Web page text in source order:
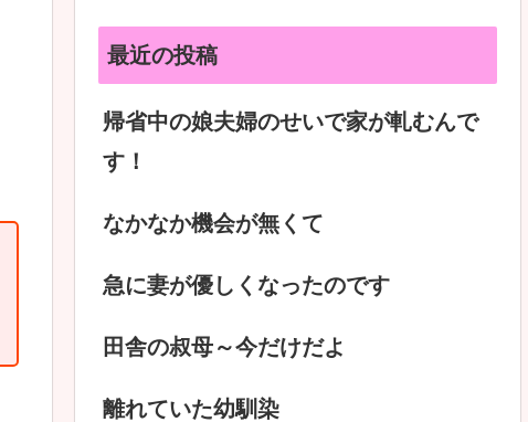
最近の投稿
帰省中の娘夫婦のせいで家が軋むんで
す！
なかなか機会が無くて
急に妻が優しくなったのです
田舎の叔母～今だけだよ
離れていた幼馴染